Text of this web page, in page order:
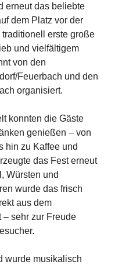
erneut das beliebte
dem Platz vor der
erste große
und vielfältigem
von den
Feuerbach und den
organisiert.
konnten die Gäste
genießen – von
hin zu Kaffee und
das Fest erneut
Würsten und
wurde das frisch
aus dem
– sehr zur Freude
wurde musikalisch